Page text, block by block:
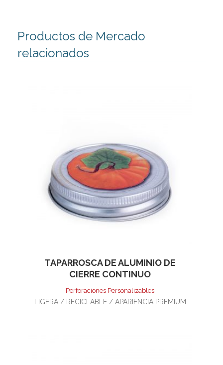
Productos de Mercado
relacionados
TAPARROSCA DE ALUMINIO DE
CIERRE CONTINUO
Perforaciones Personalizables
LIGERA / RECICLABLE / APARIENCIA PREMIUM